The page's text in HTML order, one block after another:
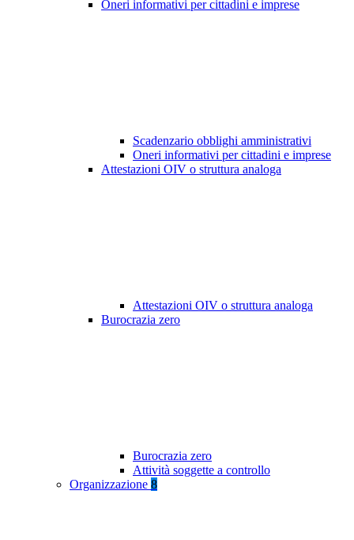
Oneri informativi per cittadini e imprese
Scadenzario obblighi amministrativi
Oneri informativi per cittadini e imprese
Attestazioni OIV o struttura analoga
Attestazioni OIV o struttura analoga
Burocrazia zero
Burocrazia zero
Attività soggette a controllo
Organizzazione 8